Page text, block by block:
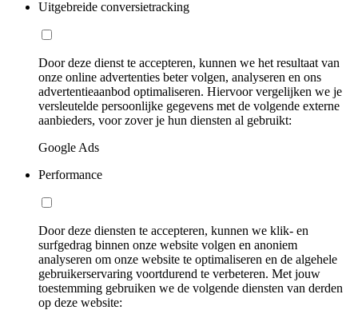
Uitgebreide conversietracking
Door deze dienst te accepteren, kunnen we het resultaat van
onze online advertenties beter volgen, analyseren en ons
advertentieaanbod optimaliseren. Hiervoor vergelijken we je
versleutelde persoonlijke gegevens met de volgende externe
aanbieders, voor zover je hun diensten al gebruikt:
Google Ads
Performance
Door deze diensten te accepteren, kunnen we klik- en
surfgedrag binnen onze website volgen en anoniem
analyseren om onze website te optimaliseren en de algehele
gebruikerservaring voortdurend te verbeteren. Met jouw
toestemming gebruiken we de volgende diensten van derden
op deze website: